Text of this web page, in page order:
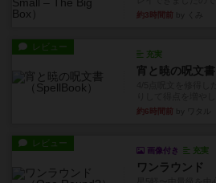
約3時間前
レビュー
充実
宵と暁の呪文書
約6時間前
レビュー
画像付き 充実
ワンラウンド